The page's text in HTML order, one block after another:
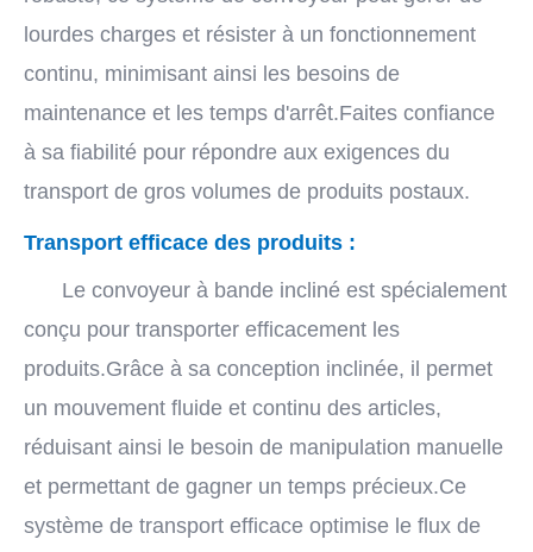
lourdes charges et résister à un fonctionnement
continu, minimisant ainsi les besoins de
maintenance et les temps d'arrêt.Faites confiance
à sa fiabilité pour répondre aux exigences du
transport de gros volumes de produits postaux.
Transport efficace des produits :
Le convoyeur à bande incliné est spécialement
conçu pour transporter efficacement les
produits.Grâce à sa conception inclinée, il permet
un mouvement fluide et continu des articles,
réduisant ainsi le besoin de manipulation manuelle
et permettant de gagner un temps précieux.Ce
système de transport efficace optimise le flux de